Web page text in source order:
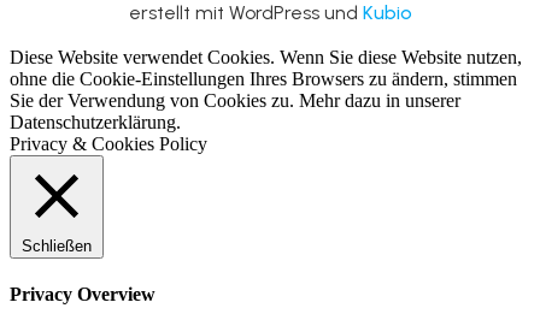
erstellt mit WordPress und Kubio
Diese Website verwendet Cookies. Wenn Sie diese Website nutzen,
ohne die Cookie-Einstellungen Ihres Browsers zu ändern, stimmen
Sie der Verwendung von Cookies zu. Mehr dazu in unserer
Datenschutzerklärung.
Privacy & Cookies Policy
Schließen
Privacy Overview